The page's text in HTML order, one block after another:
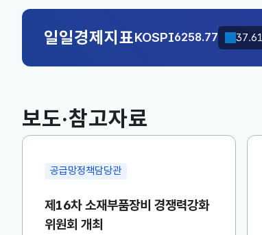
일일경제지표
KOSPI6258.77
국고채(3년)3.746
KOSPI6258.77
보도·참고자료
공급망정책담당관
제16차 소재부품장비 경쟁력강화
위원회 개최